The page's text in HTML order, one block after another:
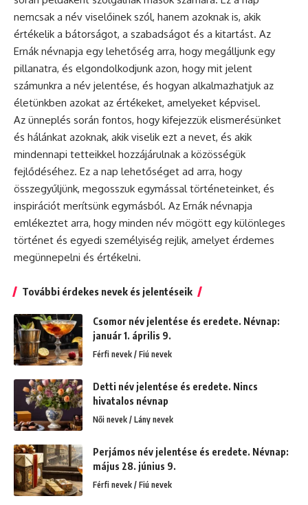
nemcsak a név viselőinek szól, hanem azoknak is, akik
értékelik a bátorságot, a szabadságot és a kitartást. Az
Ernák névnapja egy lehetőség arra, hogy megálljunk egy
pillanatra, és elgondolkodjunk azon, hogy mit jelent
számunkra a név jelentése, és hogyan alkalmazhatjuk az
életünkben azokat az értékeket, amelyeket képvisel.
Az ünneplés során fontos, hogy kifejezzük elismerésünket
és hálánkat azoknak, akik viselik ezt a nevet, és akik
mindennapi tetteikkel hozzájárulnak a közösségük
fejlődéséhez. Ez a nap lehetőséget ad arra, hogy
összegyűljünk, megosszuk egymással történeteinket, és
inspirációt merítsünk egymásból. Az Ernák névnapja
emlékeztet arra, hogy minden név mögött egy különleges
történet és egyedi személyiség rejlik, amelyet érdemes
megünnepelni és értékelni.
További érdekes nevek és jelentéseik
Csomor név jelentése és eredete. Névnap:
január 1. április 9.
Férfi nevek / Fiú nevek
Detti név jelentése és eredete. Nincs
hivatalos névnap
Női nevek / Lány nevek
Perjámos név jelentése és eredete. Névnap:
május 28. június 9.
Férfi nevek / Fiú nevek